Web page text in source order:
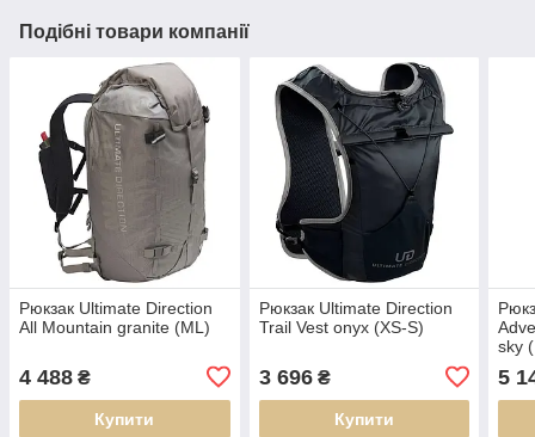
Подібні товари компанії
Рюкзак Ultimate Direction
All Mountain granite (ML)
4 488 ₴
Купити
Рюкзак Ultimate Direction
Trail Vest onyx (XS-S)
3 696₴
Купити
sky
5